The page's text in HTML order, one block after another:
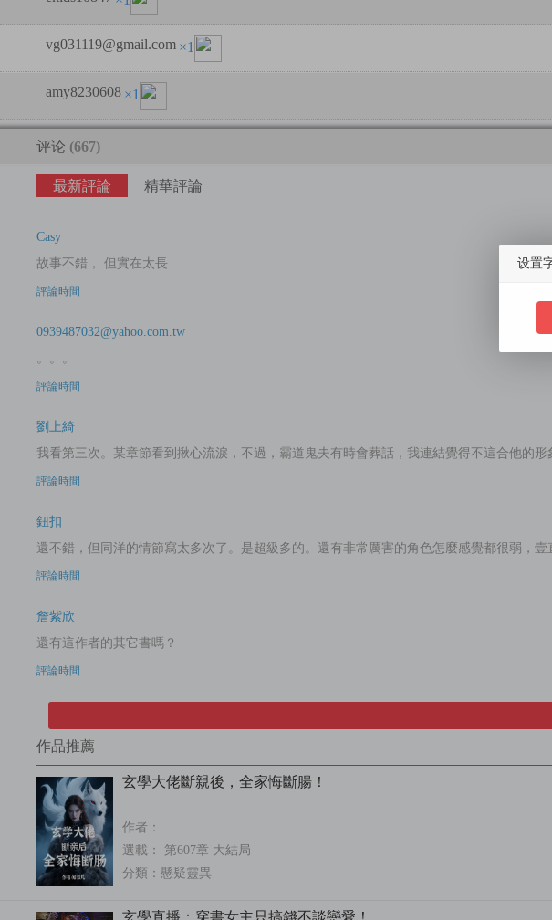
vg031119@gmail.com ×1
amy8230608 ×1
评论 (667)
最新評論 精華評論
Casy
故事不錯， 但實在太長
評論時間
0939487032@yahoo.com.tw
。。。
評論時間
劉上綺
我看第三次。某章節看到揪心流淚，不過，霸道鬼夫有時會葬話，我連結覺得不這合他的
評論時間
鈕扣
還不錯，但同洋的情節寫太多次了。是超級多的。還有非常厲害的角色怎麼感覺都很弱，壹
評論時間
詹紫欣
還有這作者的其它書嗎？
評論時間
作品推薦
玄學大佬斷親後，全家悔斷腸！
作者：
選載： 第607章 大結局
分類：懸疑靈異
玄學直播：穿書女主只搞錢不談戀愛！
设置